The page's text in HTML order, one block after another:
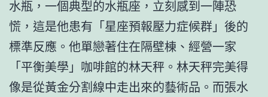
水瓶，一個典型的水瓶座，立刻感到一陣恐
慌，這是他患有「星座預報壓力症候群」後的
標準反應。他單戀著住在隔壁棟、經營一家
「平衡美學」咖啡館的林天秤。林天秤完美得
像是從黃金分割線中走出來的藝術品。而張水